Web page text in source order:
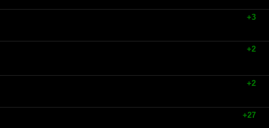
+3
+2
+2
+27